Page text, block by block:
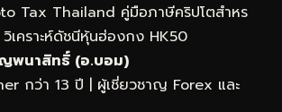
Tax Thailand คู่มือภาษีคริปโตสำหร
เคราะห์ดัชนีหุ้นฮ่องกง HK50
พนาสิทธิ์ (อ.บอม)
กว่า 13 ปี | ผู้เชี่ยวชาญ Forex และ